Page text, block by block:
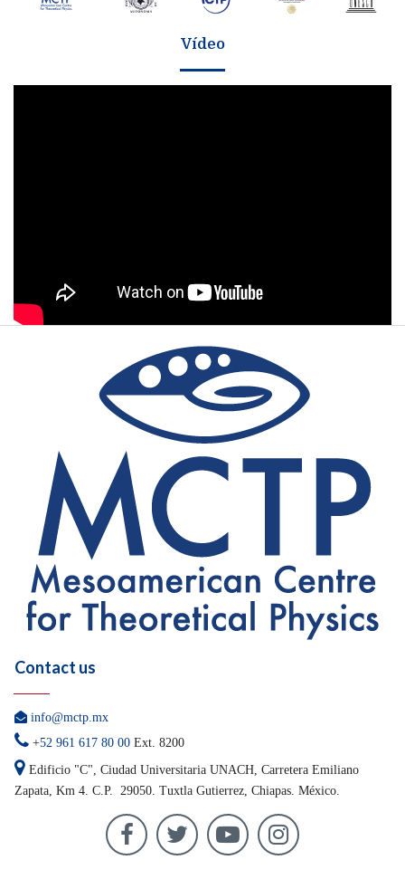
Vídeo
Contact us
 info@mctp.mx
 +52 961 617 80 00 Ext. 8200
 Edificio "C", Ciudad Universitaria UNACH, Carretera Emiliano
Zapata, Km 4. C.P. 29050. Tuxtla Gutierrez, Chiapas. México.
   